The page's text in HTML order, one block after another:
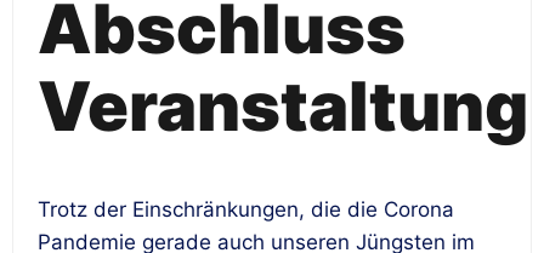
Abschluss
Veranstaltung
Trotz der Einschränkungen, die die Corona
Pandemie gerade auch unseren Jüngsten im